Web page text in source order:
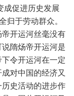
成促进历史发展
归于劳动群众。
帝开运河丝毫没有
隋炀帝开运河是
令开运河在一定
对中国的经济又
史活动的进步作